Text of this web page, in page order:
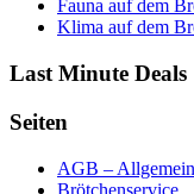
Fauna auf dem
Klima auf dem
Last Minute Deals
Seiten
AGB –
Brötchenservice